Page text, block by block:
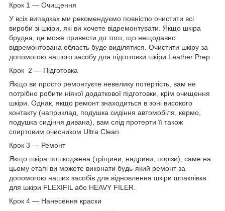
Крок 1 — Очищення
У всіх випадках ми рекомендуємо повністю очистити всі
вироби зі шкіри, які ви хочете відремонтувати. Якщо шкіра
брудна, це може привести до того, що нещодавно
відремонтована область буде виділятися. Очистити шкіру за
допомогою нашого засобу для підготовки шкіри Leather Prep.
Крок 2 — Підготовка
Якщо ви просто ремонтуєте невелику потертість, вам не
потрібно робити ніякої додаткової підготовки, крім очищення
шкіри. Однак, якщо ремонт знаходиться в зоні високого
контакту (наприклад, подушка сидіння автомобіля, кермо,
подушка сидіння дивана), вам слід протерти її також
спиртовим очисником Ultra Clean.
Крок 3 — Ремонт
Якщо шкіра пошкоджена (тріщини, надриви, порізи), саме на
цьому етапі ви можете виконати будь-який ремонт за
допомогою наших засобів для відновлення шкіри шпаклівка
для шкіри FLEXIFIL або HEAVY FILER.
Крок 4 — Нанесення краски